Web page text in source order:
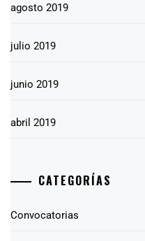
agosto 2019
julio 2019
junio 2019
abril 2019
CATEGORÍAS
Convocatorias